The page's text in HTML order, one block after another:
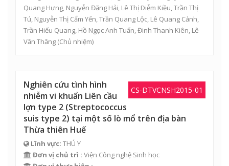
Quang Hưng, Nguyễn Đăng Hải, Lê Thị Diễm Kiều,Trần Thị
Tú, Nguyễn Thị Cẩm Yến,Trần Quang Lộc, Lê Quang Cảnh,
Trần Hiếu Quang, Hồ Ngọc Anh Tuấn,Đinh Thanh Kiên, Lê
Văn Thăng (Chủ nhiệm)
CS-DTVCNSH2015-01
Nghiên cứu tình hình
nhiễm vi khuẩn Liên cầu
lợn type 2 (Streptococcus
suis type 2) tại một số lò mổ trên địa bàn
Thừa thiên Huế
Lĩnh vực: THÚ Y
Đơn vị chủ trì : Viện Công nghệ Sinh học